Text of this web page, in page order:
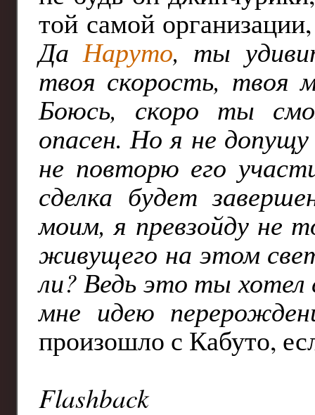
той самой
ДаНаруто, ты
твоя скорость, твоя
Боюсь, скоро ты
опасен. Но я не
не повторю его
сделка будет
моим, я превзойду не
живущего на этом
ли? Ведь это ты
мне идею
произошло с Кабуто,
Flashback